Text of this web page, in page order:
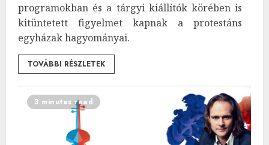
programokban és a tárgyi kiállítók körében is
kitüntetett figyelmet kapnak a protestáns
egyházak hagyományai.
TOVÁBBI RÉSZLETEK
3 minutes read